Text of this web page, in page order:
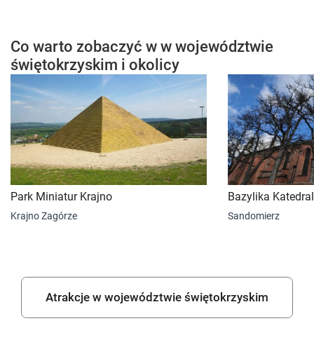
Co warto zobaczyć w w województwie
świętokrzyskim i okolicy
Park Miniatur Krajno
Krajno Zagórze
Bazylika
Sandomierz
Atrakcje w województwie świętokrzyskim